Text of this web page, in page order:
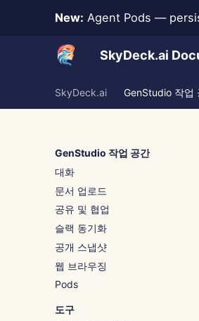
New: Agent Pods —
SkyDeck.ai
SkyDeck.ai GenStudio 작업
GenStudio 작업 공간
대화
문서 업로드
공유 및 협업
슬랙 동기화
공개 스냅샷
웹 브라우징
Pods
도구